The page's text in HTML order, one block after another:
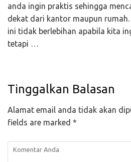
anda ingin praktis sehingga
dekat dari kantor maupun
ini tidak berlebihan apabila kita
tetapi …
Tinggalkan Balasan
Alamat email anda tidak akan
fields are marked *